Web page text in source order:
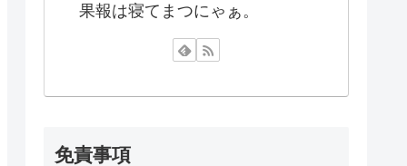
果報は寝てまつにゃぁ。
免責事項